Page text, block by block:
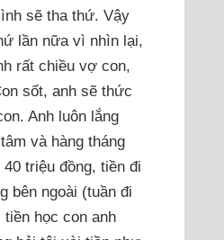
sẽ tha thứ. Vậy
lần nữa vì nhìn lại,
rất chiều vợ con,
sốt, anh sẽ thức
Anh luôn lắng
và hàng tháng
triệu đồng, tiền đi
bên ngoài (tuần đi
tiền học con anh